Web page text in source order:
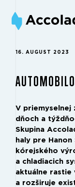
16. AUGUST 2023
V priemyselnej
dňoch a
Skupina
haly pre
kórejského
a chladiacich
aktuálne
a rozširuje